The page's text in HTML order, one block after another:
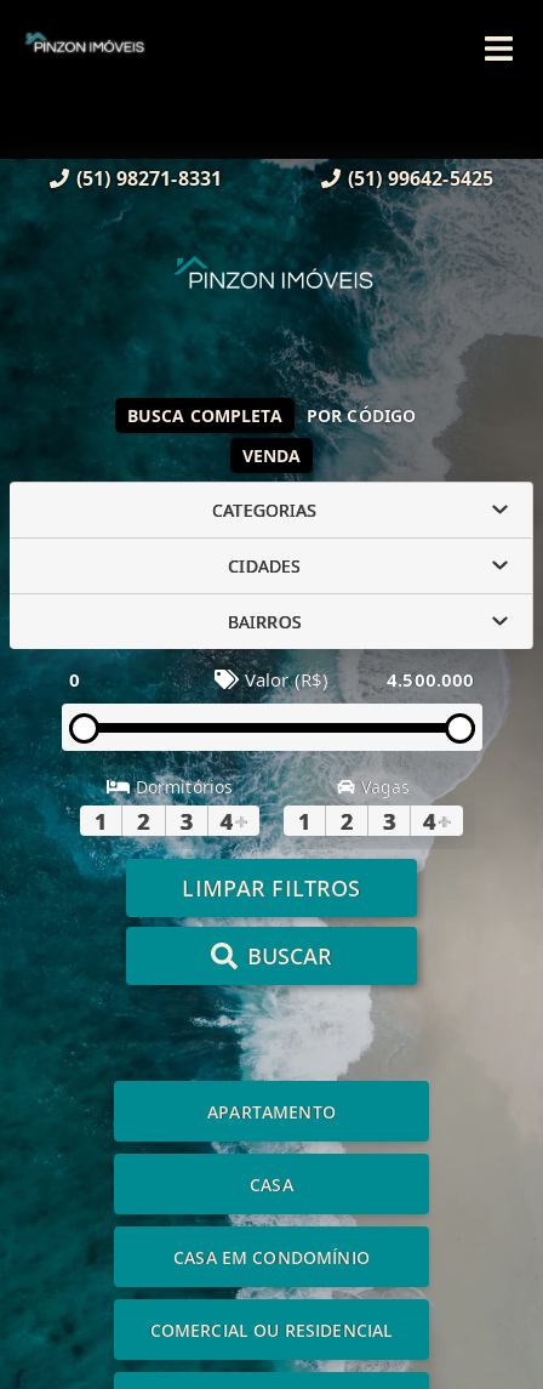
(51) 98271-8331 (51) 99642-5425
VENDA
BUSCA COMPLETA POR CÓDIGO
CATEGORIAS
CIDADES
BAIRROS
0 Valor (R$) 4.500.000
Dormitórios
1 2 3 4+
Vagas
1 2 3 4+
LIMPAR FILTROS
BUSCAR
APARTAMENTO
CASA
CASA EM CONDOMÍNIO
COMERCIAL OU RESIDENCIAL